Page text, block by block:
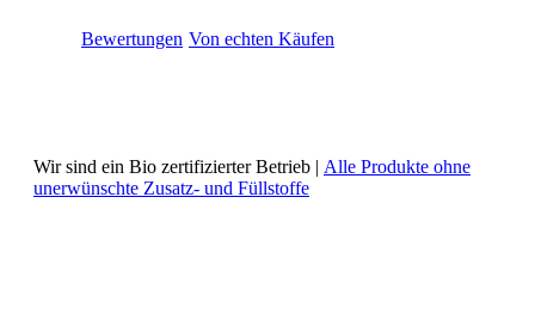
Bewertungen Von echten Käufen
Wir sind ein Bio zertifizierter Betrieb | Alle Produkte ohne
unerwünschte Zusatz- und Füllstoffe